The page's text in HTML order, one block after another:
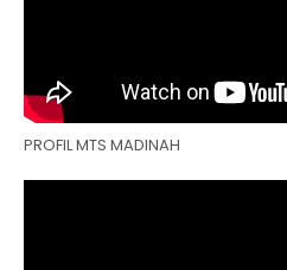
PROFIL MTS MADINAH